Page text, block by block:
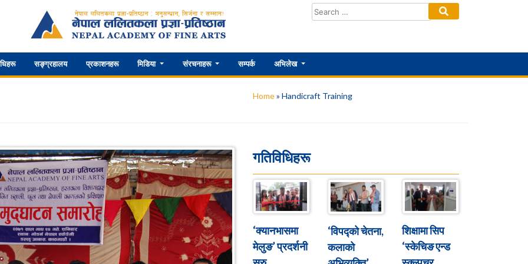
सङ्ग्रहालय प्रकाशनहरू मिडिया संरचनाहरू सम्पर्क अभिलेख
Home» Handicraft Training
गतिविधिहरू
‘क्यानभासमा
मेलुङ’ प्रदर्शनी
‘विपद्को चेतना,
कलाको
शिक्षामा सिप
‘स्केचिङ एन्ड